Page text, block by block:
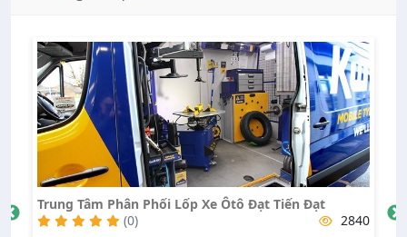
Trung Tâm Phân Phối Lốp Xe Ôtô Đạt Tiến Đạt
(0)
2840